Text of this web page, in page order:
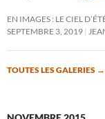
EN IMAGES : LE CIEL
SEPTEMBRE 3, 2019
TOUTES LES GALERIES →